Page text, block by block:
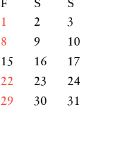
F S S
1 2
3
8 9
10
15 16
17
22 23
24
29 30
31